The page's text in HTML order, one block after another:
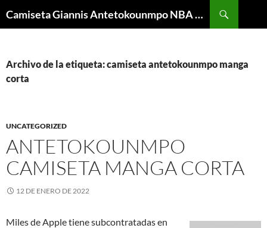
Camiseta Giannis Antetokounmpo NBA Barata
Archivo de la etiqueta: camiseta antetokounmpo manga
corta
UNCATEGORIZED
ANTETOKOUNMPO
CAMISETA MANGA CORTA
12 DE ENERO DE 2022
Miles de Apple tiene subcontratadas en